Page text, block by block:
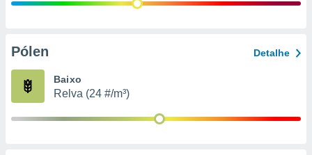
Pólen Detalhe
Baixo
Relva (24 #/m³)